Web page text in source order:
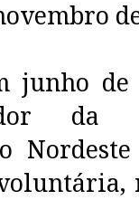
junho
da